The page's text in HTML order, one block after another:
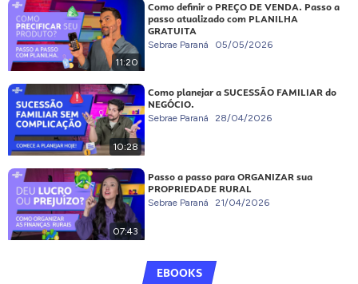
11:20
Como definir o PREÇO DE VENDA. Passo a
passo atualizado com PLANILHA
GRATUITA
Sebrae Paraná 05/05/2026
10:28
Como planejar a SUCESSÃO FAMILIAR do
NEGÓCIO.
Sebrae Paraná 28/04/2026
07:43
Passo a passo para ORGANIZAR sua
PROPRIEDADE RURAL
Sebrae Paraná 21/04/2026
EBOOKS